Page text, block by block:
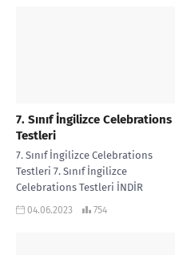
7. Sınıf İngilizce Celebrations
Testleri
7. Sınıf İngilizce Celebrations
Testleri 7. Sınıf İngilizce
Celebrations Testleri İNDİR
04.06.2023 754